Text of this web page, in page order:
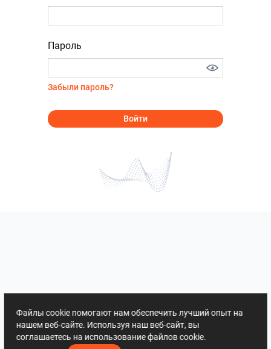
Пароль
Забыли пароль?
Войти
Файлы cookie помогают нам обеспечить лучший опыт на
нашем веб-сайте. Используя наш веб-сайт, вы
соглашаетесь на использование файлов cookie.